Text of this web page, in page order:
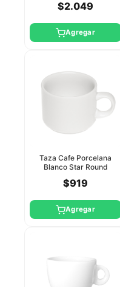
$2.049
Agregar
Taza Cafe Porcelana
Blanco Star Round
$919
Agregar